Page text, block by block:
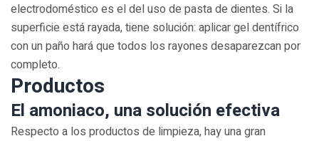
electrodoméstico es el del uso de pasta de dientes. Si la
superficie está rayada, tiene solución: aplicar gel dentífrico
con un paño hará que todos los rayones desaparezcan por
completo.
Productos
El amoniaco, una solución efectiva
Respecto a los productos de limpieza, hay una gran